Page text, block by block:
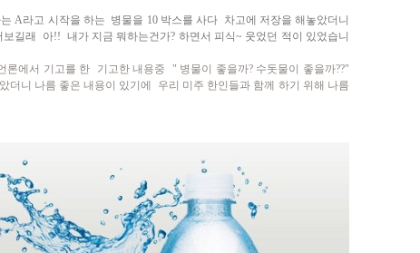
A라고 시작을 하는 병물을 10 박스를 사다 차고에 저장을해놓았더니
보길래 아!! 내가 지금 뭐하는건가? 하면서 피식~ 웃었던 적이 있었습니
론에서 기고를 한 기고한 내용중 " 병물이 좋을까? 수돗물이 좋을까??"
니 나름 좋은 내용이 있기에 우리 미주 한인들과 함께 하기 위해 나름